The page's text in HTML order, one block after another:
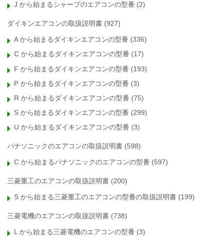
J から始まるシャープのエアコンの型番 (2)
ダイキンエアコンの取扱説明書 (927)
A から始まるダイキンエアコンの型番 (336)
C から始まるダイキンエアコンの型番 (17)
F から始まるダイキンエアコンの型番 (193)
P から始まるダイキンエアコンの型番 (3)
R から始まるダイキンエアコンの型番 (75)
S から始まるダイキンエアコンの型番 (299)
U から始まるダイキンエアコンの型番 (3)
パナソニックのエアコンの取扱説明書 (598)
C から始まるパナソニックのエアコンの型番 (597)
三菱重工のエアコンの取扱説明書 (200)
S から始まる三菱重工のエアコンの型番の取扱説明書 (199)
三菱電機のエアコンの取扱説明書 (738)
L から始まる三菱電機のエアコンの型番 (3)